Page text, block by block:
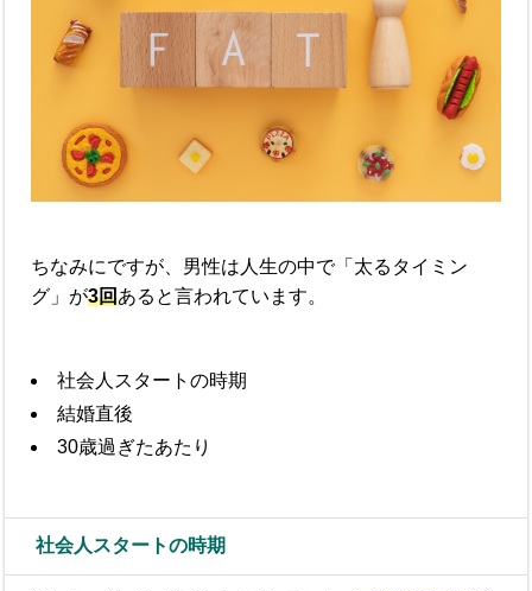
ちなみにですが、男性は人生の中で「太るタイミン
グ」が3回あると言われています。
社会人スタートの時期
結婚直後
30歳過ぎたあたり
社会人スタートの時期